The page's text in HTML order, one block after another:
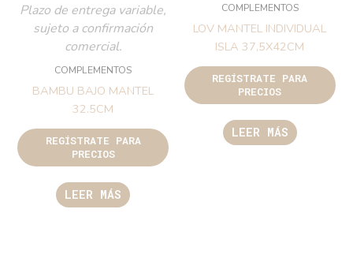
Plazo de entrega variable,
sujeto a confirmación
comercial.
COMPLEMENTOS
BAMBU BAJO MANTEL
32.5CM
REGÍSTRATE PARA
PRECIOS
LEER MÁS
COMPLEMENTOS
LOV MANTEL INDIVIDUAL
ISLA 37,5X42CM
REGÍSTRATE PARA
PRECIOS
LEER MÁS